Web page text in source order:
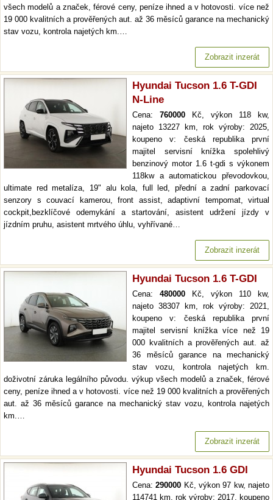
všech modelů a značek, férové ceny, peníze ihned a v hotovosti. více než
19 000 kvalitních a prověřených aut. až 36 měsíců garance na mechanický
stav vozu, kontrola najetých km.…
Zobrazit inzerát
Hyundai Tucson 1.6 T-GDI
N-Line
Cena: 760000 Kč, výkon 118 kw,
najeto 13227 km, rok výroby: 2025,
koupeno v: česká republika první
majitel servisní knížka spolehlivý
benzinový motor 1.6 t-gdi s výkonem
118kw a automatickou převodovkou,
ultimate red metalíza, 19" alu kola, full led, přední a zadní parkovací
senzory s couvací kamerou, front assist, adaptivní tempomat, virtual
cockpit,bezklíčové odemykání a startování, asistent udržení jízdy v
jízdním pruhu, asistent mrtvého úhlu, vyhřívané…
Zobrazit inzerát
Hyundai Tucson 1.6 T-GDI
Cena: 480000 Kč, výkon 110 kw,
najeto 38307 km, rok výroby: 2021,
koupeno v: česká republika první
majitel servisní knížka více než 19
000 kvalitních a prověřených aut. až
36 měsíců garance na mechanický
stav vozu, kontrola najetých km.
doživotní záruka legálního původu. výkup všech modelů a značek, férové
ceny, peníze ihned a v hotovosti. více než 19 000 kvalitních a prověřených
aut. až 36 měsíců garance na mechanický stav vozu, kontrola najetých
km.…
Zobrazit inzerát
Hyundai Tucson 1.6 GDI
Cena:290000 Kč, výkon 97 kw, najeto
114741 km, rok výroby: 2017, koupeno